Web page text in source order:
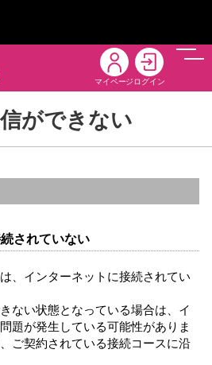
マイページ ログイン
メニ
ができない
されていない
、インターネットに接続されてい
ない状態となっている場合は、イ
題が発生している可能性がありま
ご契約されている接続コースに沿